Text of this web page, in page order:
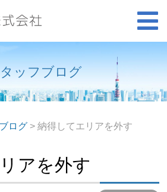
ッフブログ
ログ> 納得してエリアを外す
アを外す